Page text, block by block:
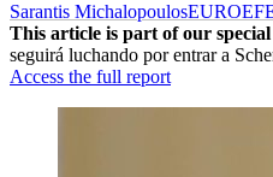
Sarantis Michalopoulos
This article is part of our
seguirá luchando por entrar a
Access the full report